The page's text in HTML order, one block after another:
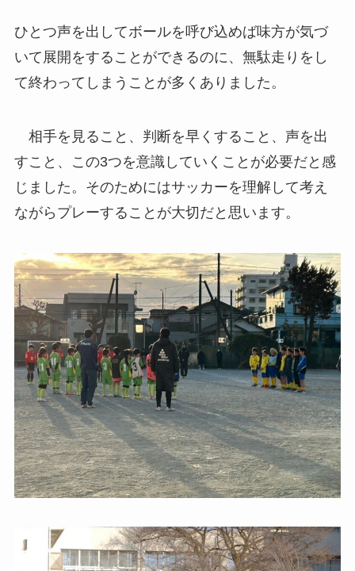
ひとつ声を出してボールを呼び込めば味方が気づ
いて展開をすることができるのに、無駄走りをし
て終わってしまうことが多くありました。
相手を見ること、判断を早くすること、声を出
すこと、この3つを意識していくことが必要だと感
じました。そのためにはサッカーを理解して考え
ながらプレーすることが大切だと思います。